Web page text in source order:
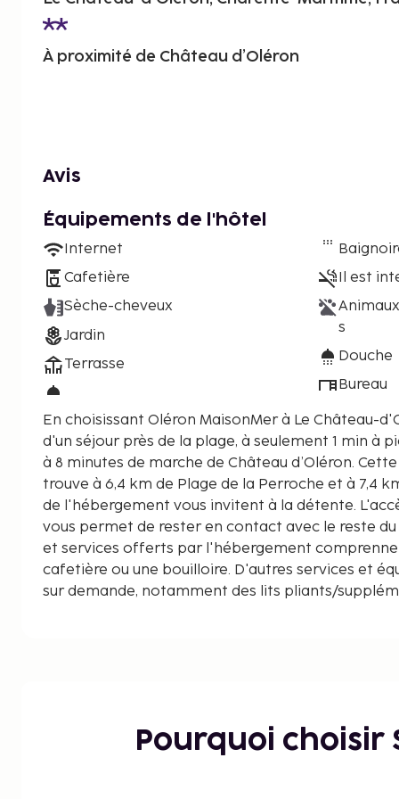
À proximité de Château d’Oléron
Avis
Équipements de l'hôtel
Internet
Cafetière
Sèche-cheveux
Jardin
Terrasse
Il est
s
Douche
Bureau
En choisissant Oléron MaisonMer à Le Château-
d'un séjour près de la plage, à seulement 1 min à
à 8 minutes de marche de Château d’Oléron. Cette maison d'hôtes se
trouve à 6,4 km de Plage de la Perroche et à 7,4
de l'hébergement vous invitent à la détente.
vous permet de rester en contact avec le reste
et services offerts par l'hébergement
cafetière ou une bouilloire. D'autres services et
sur demande, notamment des lits pliants/
Petit Train de Saint-Trojan - 8,8 km
Casino de Saint-Trojan-les-Bains - 8,8 km
Pourquoi choisir